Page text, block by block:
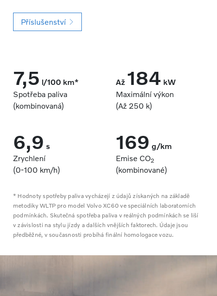
Příslušenství
7,5 l/100 km*
Spotřeba paliva
(kombinovaná)
Až 184 kW
Maximální výkon
(Až 250 k)
6,9 s
Zrychlení
(0‑100 km/h)
169 g/km
Emise CO2
(kombinované)
* Hodnoty spotřeby paliva vycházejí z údajů získaných na základě
metodiky WLTP pro model Volvo XC60 ve speciálních laboratorních
podmínkách. Skutečná spotřeba paliva v reálných podmínkách se liší
v závislosti na stylu jízdy a dalších vnějších faktorech. Údaje jsou
předběžné, v současnosti probíhá finální homologace vozu.